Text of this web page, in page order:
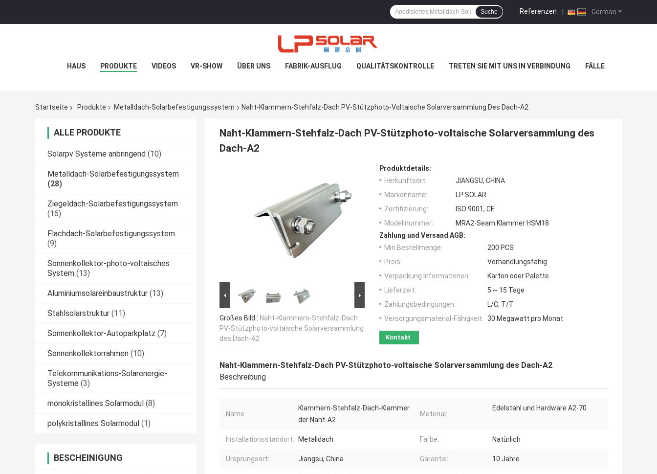
German
Referenzen |
Suche
HAUS PRODUKTE VIDEOS VR-SHOW ÜBER UNS FABRIK-AUSFLUG QUALITÄTSKONTROLLE TRETEN SIE MIT UNS IN VERBINDUNG FÄLLE
Startseite Produkte Metalldach-Solarbefestigungssystem Naht-Klammern-Stehfalz-Dach PV-Stützphoto-Voltaische Solarversammlung Des Dach-A2
ALLE PRODUKTE
Solarpv Systeme anbringend (10)
Metalldach-Solarbefestigungssystem
(28)
Ziegeldach-Solarbefestigungssystem
(16)
Flachdach-Solarbefestigungssystem
(9)
Sonnenkollektor-photo-voltaisches
System (13)
Aluminiumsolareinbaustruktur (13)
Stahlsolarstruktur (11)
Sonnenkollektor-Autoparkplatz (7)
Sonnenkollektorrahmen (10)
Telekommunikations-Solarenergie-
Systeme (3)
monokristallines Solarmodul (8)
polykristallines Solarmodul (1)
BESCHEINIGUNG
Naht-Klammern-Stehfalz-Dach PV-Stützphoto-voltaische Solarversammlung des
Dach-A2
Großes Bild : Naht-Klammern-Stehfalz-Dach
PV-Stützphoto-voltaische Solarversammlung
des Dach-A2
Produktdetails:
Herkunftsort:
JIANGSU, CHINA
Markenname:
LP SOLAR
Zertifizierung:
ISO 9001, CE
Modellnummer:
MRA2-Seam Klammer HSM18
Zahlung und Versand AGB:
Min Bestellmenge:
200 PCS
Preis:
Verhandlungsfähig
Verpackung Informationen:
Karton oder Palette
Lieferzeit:
5 ~ 15 Tage
Zahlungsbedingungen:
L/C, T/T
Versorgungsmaterial-Fähigkeit: 30 Megawatt pro Monat
Kontakt
Naht-Klammern-Stehfalz-Dach PV-Stützphoto-voltaische Solarversammlung des Dach-A2
Beschreibung
Name:
Klammern-Stehfalz-Dach-Klammer
der Naht-A2
Material:
Edelstahl und Hardware A2-70
Installationsstandort: Metalldach Farbe: Natürlich
Ursprungsort: Jiangsu, China Garantie: 10 Jahre